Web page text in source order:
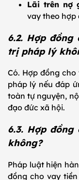
Lãi trên nợ
vay theo hợp
6.2. Hợp
trị pháp lý
Có. Hợp đồng
pháp lý nếu đáp
toàn tự nguyện,
đạo đức xã hội.
6.3. Hợp
không?
Pháp luật hiện
đồng cho vay